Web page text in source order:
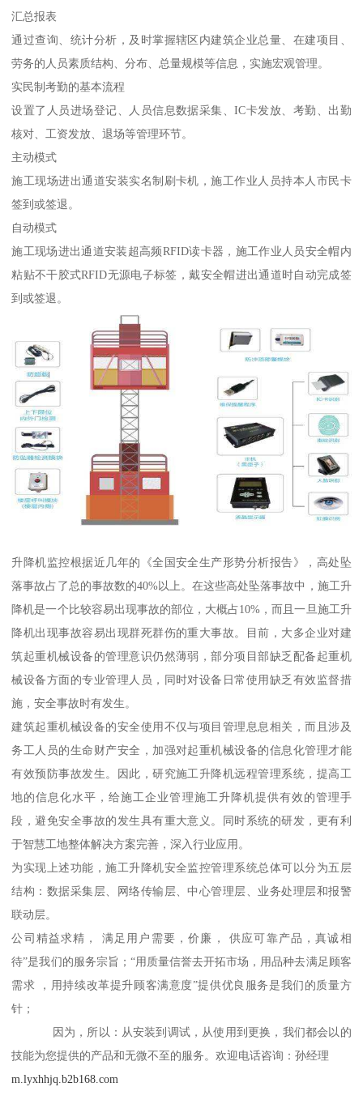
汇总报表
通过查询、统计分析，及时掌握辖区内建筑企业总量、在建项目、
劳务的人员素质结构、分布、总量规模等信息，实施宏观管理。
实民制考勤的基本流程
设置了人员进场登记、人员信息数据采集、IC卡发放、考勤、出勤
核对、工资发放、退场等管理环节。
主动模式
施工现场进出通道安装实名制刷卡机，施工作业人员持本人市民卡
签到或签退。
自动模式
施工现场进出通道安装超高频RFID读卡器，施工作业人员安全帽内
粘贴不干胶式RFID无源电子标签，戴安全帽进出通道时自动完成签
到或签退。
升降机监控根据近几年的《全国安全生产形势分析报告》，高处坠
落事故占了总的事故数的40%以上。在这些高处坠落事故中，施工升
降机是一个比较容易出现事故的部位，大概占10%，而且一旦施工升
降机出现事故容易出现群死群伤的重大事故。目前，大多企业对建
筑起重机械设备的管理意识仍然薄弱，部分项目部缺乏配备起重机
械设备方面的专业管理人员，同时对设备日常使用缺乏有效监督措
施，安全事故时有发生。
建筑起重机械设备的安全使用不仅与项目管理息息相关，而且涉及
务工人员的生命财产安全，加强对起重机械设备的信息化管理才能
有效预防事故发生。因此，研究施工升降机远程管理系统，提高工
地的信息化水平，给施工企业管理施工升降机提供有效的管理手
段，避免安全事故的发生具有重大意义。同时系统的研发，更有利
于智慧工地整体解决方案完善，深入行业应用。
为实现上述功能，施工升降机安全监控管理系统总体可以分为五层
结构：数据采集层、网络传输层、中心管理层、业务处理层和报警
联动层。
公司精益求精， 满足用户需要，价廉， 供应可靠产品，真诚相
待”是我们的服务宗旨；“用质量信誉去开拓市场，用品种去满足顾客
需求 ，用持续改革提升顾客满意度”提供优良服务是我们的质量方
针；
因为，所以：从安装到调试，从使用到更换，我们都会以的
技能为您提供的产品和无微不至的服务。欢迎电话咨询：孙经理
m.lyxhhjq.b2b168.com